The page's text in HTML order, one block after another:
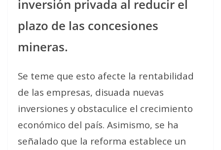
inversión privada al reducir el
plazo de las concesiones
mineras.
Se teme que esto afecte la rentabilidad
de las empresas, disuada nuevas
inversiones y obstaculice el crecimiento
económico del país. Asimismo, se ha
señalado que la reforma establece un